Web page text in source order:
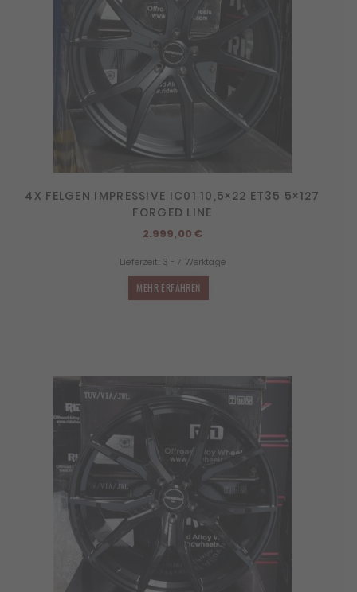
4X FELGEN IMPRESSIVE IC01 10,5×22 ET35 5×127
FORGED LINE
2.999,00€
Lieferzeit: 3 - 7 Werktage
MEHR ERFAHREN